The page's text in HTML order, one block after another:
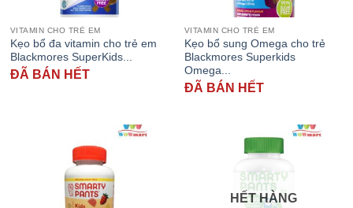
VITAMIN CHO TRẺ EM
Kẹo bổ đa vitamin cho trẻ em
Blackmores SuperKids...
ĐÃ BÁN HẾT
VITAMIN CHO TRẺ EM
Kẹo bổ sung Omega cho trẻ
Blackmores Superkids
Omega...
ĐÃ BÁN HẾT
HẾT HÀNG